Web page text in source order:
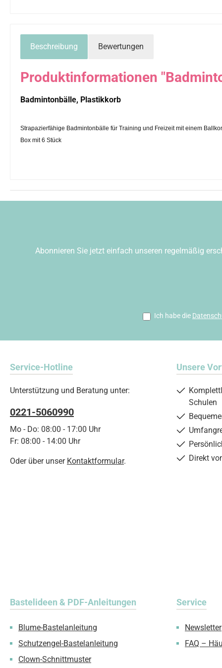
Beschreibung Bewertungen
Produktinformationen
Badmintonbälle, Plastikkorb
Strapazierfähige Badmintonbälle für Training und Freizeit mit einem
Box mit 6 Stück
Abonnieren Sie jetzt einfach unseren regelmäßig
Ich habe die
Service-Hotline
Unterstützung und Beratung unter:
0221-5060990
Mo - Do: 08:00 - 17:00 Uhr
Fr: 08:00 - 14:00 Uhr
Oder über unser Kontaktformular.
Bastelideen & PDF-Anleitungen
Blume-Bastelanleitung
Schutzengel-Bastelanleitung
Clown-Schnittmuster
Service
Newsletter
FAQ –
Unsere
Schulen
Direkt